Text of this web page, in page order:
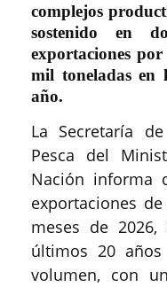
complejos
sostenido en
exportaciones
mil toneladas en
año.
La Secretaría
Pesca del
Nación informa
exportaciones
meses de
últimos 20
volumen, con